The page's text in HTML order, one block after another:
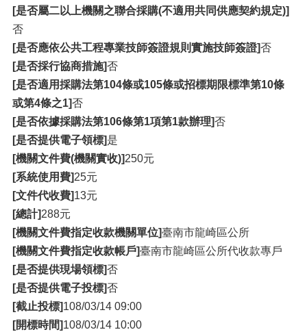
[是否屬二以上機關之聯合採購(不適用共同供應契約規定)]
否
[是否應依公共工程專業技師簽證規則實施技師簽證]否
[是否採行協商措施]否
[是否適用採購法第104條或105條或招標期限標準第10條
或第4條之1]否
[是否依據採購法第106條第1項第1款辦理]否
[是否提供電子領標]是
[機關文件費(機關實收)]250元
[系統使用費]25元
[文件代收費]13元
[總計]288元
[機關文件費指定收款機關單位]臺南市龍崎區公所
[機關文件費指定收款帳戶]臺南市龍崎區公所代收款專戶
[是否提供現場領標]否
[是否提供電子投標]否
[截止投標]108/03/14 09:00
[開標時間]108/03/14 10:00